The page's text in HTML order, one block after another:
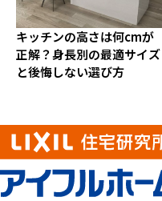
キッチンの高さは何cmが
正解？身長別の最適サイズ
と後悔しない選び方